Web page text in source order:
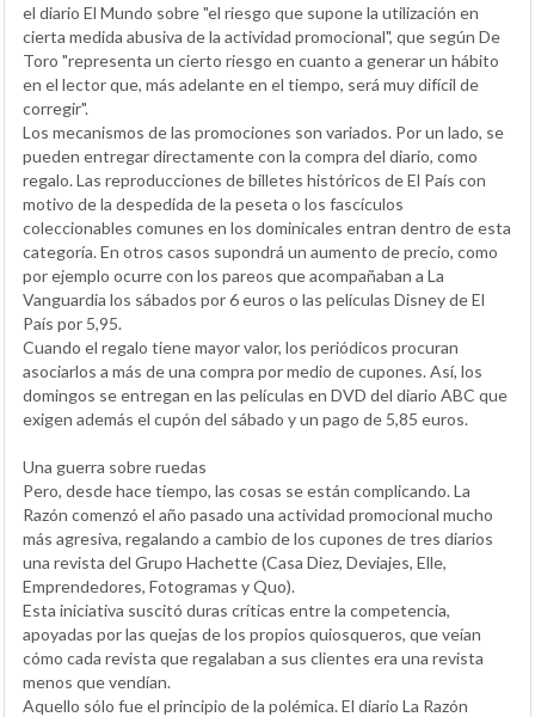
el diario El Mundo sobre "el riesgo que supone la utilización en
cierta medida abusiva de la actividad promocional", que según De
Toro "representa un cierto riesgo en cuanto a generar un hábito
en el lector que, más adelante en el tiempo, será muy difícil de
corregir".
Los mecanismos de las promociones son variados. Por un lado, se
pueden entregar directamente con la compra del diario, como
regalo. Las reproducciones de billetes históricos de El País con
motivo de la despedida de la peseta o los fascículos
coleccionables comunes en los dominicales entran dentro de esta
categoría. En otros casos supondrá un aumento de precio, como
por ejemplo ocurre con los pareos que acompañaban a La
Vanguardia los sábados por 6 euros o las películas Disney de El
País por 5,95.
Cuando el regalo tiene mayor valor, los periódicos procuran
asociarlos a más de una compra por medio de cupones. Así, los
domingos se entregan en las películas en DVD del diario ABC que
exigen además el cupón del sábado y un pago de 5,85 euros.
Una guerra sobre ruedas
Pero, desde hace tiempo, las cosas se están complicando. La
Razón comenzó el año pasado una actividad promocional mucho
más agresiva, regalando a cambio de los cupones de tres diarios
una revista del Grupo Hachette (Casa Diez, Deviajes, Elle,
Emprendedores, Fotogramas y Quo).
Esta iniciativa suscitó duras críticas entre la competencia,
apoyadas por las quejas de los propios quiosqueros, que veían
cómo cada revista que regalaban a sus clientes era una revista
menos que vendían.
Aquello sólo fue el principio de la polémica. El diario La Razón